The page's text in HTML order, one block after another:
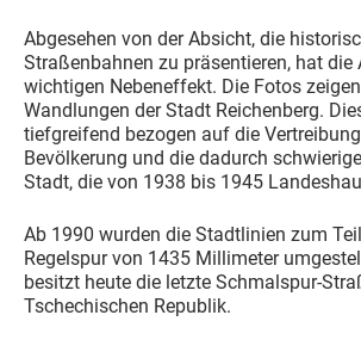
Abgesehen von der Absicht, die
Straßenbahnen zu präsentieren, hat die
wichtigen Nebeneffekt. Die Fotos
Wandlungen der Stadt Reichenberg.
tiefgreifend bezogen auf die
Bevölkerung und die dadurch
Stadt, die von 1938 bis 1945
Ab 1990 wurden die Stadtlinien zum
Regelspur von 1435 Millimeter
besitzt heute die letzte Schmalspur-
Tschechischen Republik.